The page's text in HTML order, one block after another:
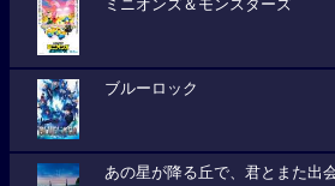
ミニオンズ＆モンスターズ
ブルーロック
あの星が降る丘で、君とまた出